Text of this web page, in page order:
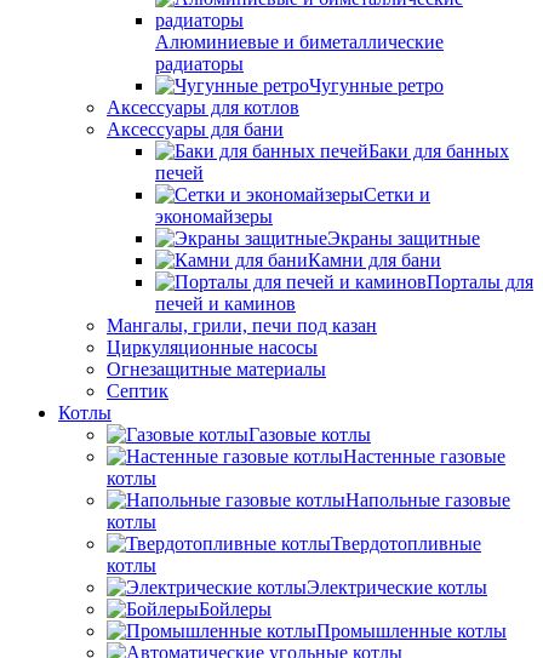
Алюминиевые и биметаллические
радиаторы
Чугунные ретро
Аксессуары для котлов
Аксессуары для бани
Баки для банных
печей
Сетки и
экономайзеры
Экраны защитные
Камни для бани
Порталы для
печей и каминов
Мангалы, грили, печи под казан
Циркуляционные насосы
Огнезащитные материалы
Септик
Котлы
Газовые котлы
Настенные газовые
котлы
Напольные газовые
котлы
Твердотопливные
котлы
Электрические котлы
Бойлеры
Промышленные котлы